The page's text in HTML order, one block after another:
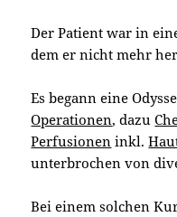
Der Patient war in
dem er nicht mehr
Es begann eine
Operationen, dazu
Perfusionen inkl.
unterbrochen von
Bei einem solchen